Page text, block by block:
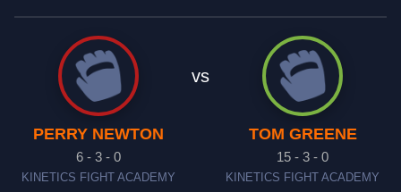
PERRY NEWTON
6 - 3 - 0
KINETICS FIGHT ACADEMY
vs
TOM GREENE
15 - 3 - 0
KINETICS FIGHT ACADEMY